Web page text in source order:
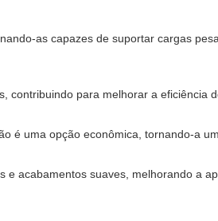
as capazes de suportar cargas
para melhorar a eficiência
uma opção econômica, tornando-a
acabamentos suaves, melhorando a